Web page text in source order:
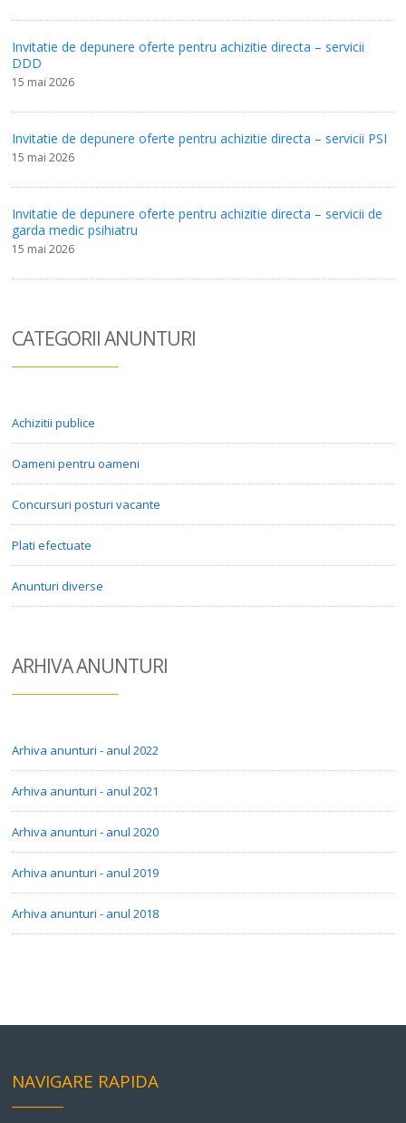
Invitatie de depunere oferte pentru achizitie directa – servicii
DDD
15 mai 2026
Invitatie de depunere oferte pentru achizitie directa – servicii PSI
15 mai 2026
Invitatie de depunere oferte pentru achizitie directa – servicii de
garda medic psihiatru
15 mai 2026
CATEGORII ANUNTURI
Achizitii publice
Oameni pentru oameni
Concursuri posturi vacante
Plati efectuate
Anunturi diverse
ARHIVA ANUNTURI
Arhiva anunturi - anul 2022
Arhiva anunturi - anul 2021
Arhiva anunturi - anul 2020
Arhiva anunturi - anul 2019
Arhiva anunturi - anul 2018
NAVIGARE RAPIDA